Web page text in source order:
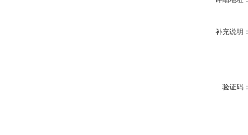
补充说明：
验证码：